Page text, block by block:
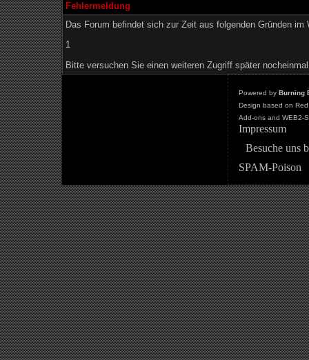
Fehlermeldung
Das Forum befindet sich zur Zeit aus folgenden Gründen im
1
Bitte versuchen Sie einen weiteren Zugriff später
Powered by Burning
Design based on
Add-ons and WEB2-
Impressum
Besuche uns
SPAM-Poison